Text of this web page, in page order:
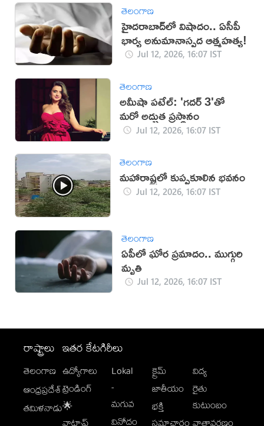
తెలంగాణ
హైదరాబాద్‌లో విషాదం.. ఏసీపీ
భార్య అనుమానాస్పద ఆత్మహత్య!
Jul 12, 2026, 16:07 IST
తెలంగాణ
అమీషా పటేల్: 'గదర్ 3'తో
మరో అద్భుత ప్రస్థానం
Jul 12, 2026, 16:07 IST
తెలంగాణ
మహారాష్ట్రలో కుప్పకూలిన భవనం
Jul 12, 2026, 16:07 IST
తెలంగాణ
ఏపీలో ఘోర ప్రమాదం.. ముగ్గురి
మృతి
Jul 12, 2026, 16:07 IST
రాష్ట్రాలు
తెలంగాణ
ఆంధ్రప్రదేశ్
తమిళనాడు
ఇతర కేటగిరీలు
ఉద్యోగాలు
ట్రెండింగ్
🌟
Lokal
-
మగువ
వినోదం
క్రైమ్
జాతీయం
భక్తి
విద్య
రైతు
కుటుంబం